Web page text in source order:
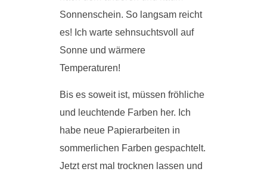
Sonnenschein. So langsam reicht
es! Ich warte sehnsuchtsvoll auf
Sonne und wärmere
Temperaturen!
Bis es soweit ist, müssen fröhliche
und leuchtende Farben her. Ich
habe neue Papierarbeiten in
sommerlichen Farben gespachtelt.
Jetzt erst mal trocknen lassen und